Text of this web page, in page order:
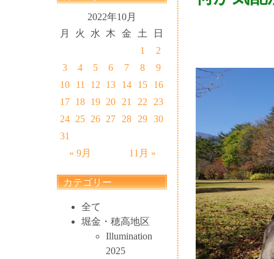
2022年10月
月
火 水 木 金 土 日
« 9月 11月 »
1
2
3
4 5 6 7 8
9
10
11 12 13 14 15
16
17 18 19 20 21 22
23
24 25 26 27 28 29
30
31
カテゴリー
全て
堀金・穂高地区
Illumination
2025